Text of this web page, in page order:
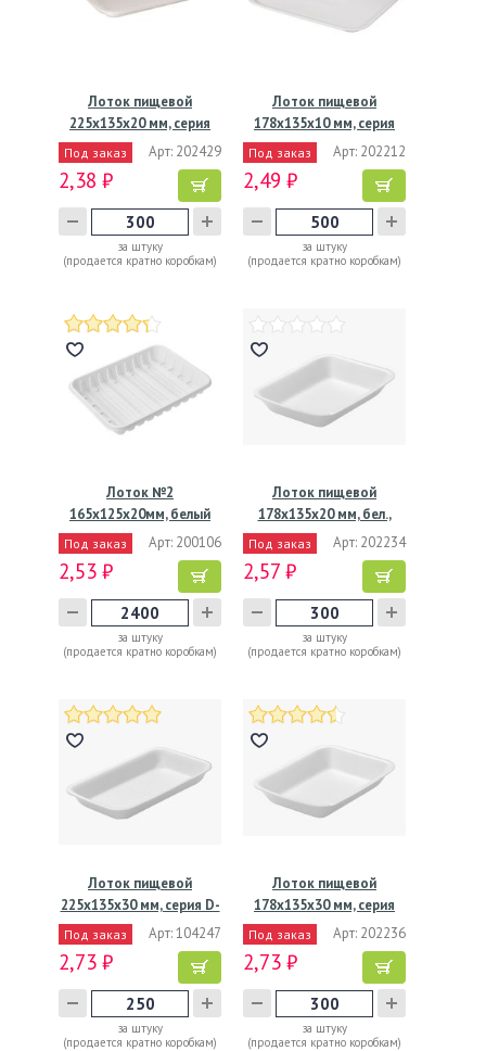
Лоток пищевой
225х135х20 мм, серия
М-20,…
Под заказ Арт: 202429
2,38 ₽
за штуку
(продается кратно коробкам)
Лоток пищевой
178х135х10 мм, серия
С-1.А,…
Под заказ Арт: 202212
2,49 ₽
за штуку
(продается кратно коробкам)
Лоток №2
165х125х20мм, белый
Под заказ Арт: 200106
2,53 ₽
за штуку
(продается кратно коробкам)
Лоток пищевой
178х135х20 мм, бел.,
ВПС, 300…
Под заказ Арт: 202234
2,57 ₽
за штуку
(продается кратно коробкам)
Лоток пищевой
225х135х30 мм, серия D-
31.А,…
Под заказ Арт: 104247
2,73 ₽
за штуку
(продается кратно коробкам)
Лоток пищевой
178х135х30 мм, серия
С-31.А,…
Под заказ Арт: 202236
2,73 ₽
за штуку
(продается кратно коробкам)